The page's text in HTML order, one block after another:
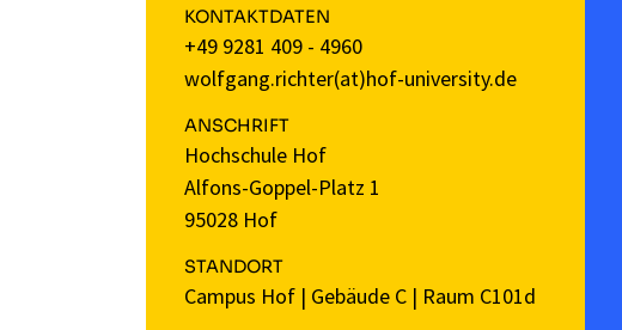
KONTAKTDATEN
+49 9281 409 - 4960
wolfgang.richter(at)hof-university.de
ANSCHRIFT
Hochschule Hof
Alfons-Goppel-Platz 1
95028 Hof
STANDORT
Campus Hof | Gebäude C | Raum C101d